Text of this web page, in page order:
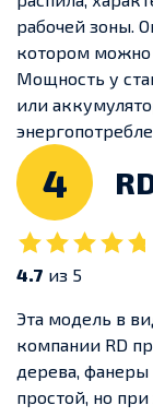
рабочей зоны.
котором можно
Мощность у
или
4
4.7 из 5
Эта модель в
компании RD
дерева, фанеры
простой, но